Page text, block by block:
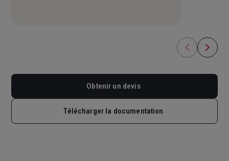
Obtenir un devis
Télécharger la documentation